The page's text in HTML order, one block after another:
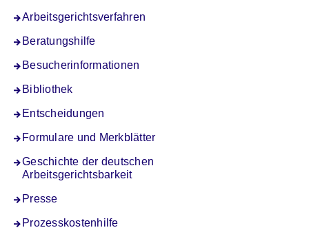
Arbeitsgerichtsverfahren
Beratungshilfe
Besucherinformationen
Bibliothek
Entscheidungen
Formulare und Merkblätter
Geschichte der deutschen
Arbeitsgerichtsbarkeit
Presse
Prozesskostenhilfe